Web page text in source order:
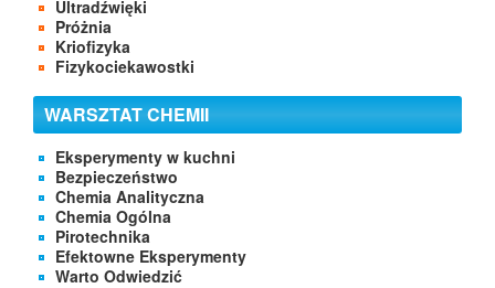
Ultradźwięki
Próżnia
Kriofizyka
Fizykociekawostki
WARSZTAT CHEMII
Eksperymenty w kuchni
Bezpieczeństwo
Chemia Analityczna
Chemia Ogólna
Pirotechnika
Efektowne Eksperymenty
Warto Odwiedzić